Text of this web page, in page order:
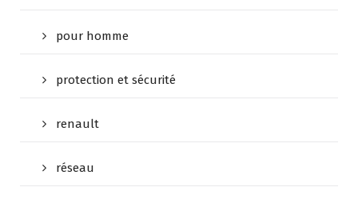
pour homme
protection et sécurité
renault
réseau